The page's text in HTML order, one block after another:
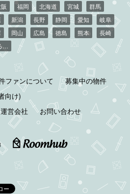
福岡 北海道 宮城
群馬
新潟 長野 静岡 愛知
岐阜
岡山 広島 徳島 熊本
長崎
…
ファンについて
募集中の物件
向け)
運営会社 お問い合わせ